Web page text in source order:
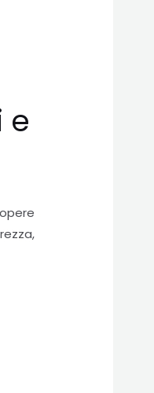
e